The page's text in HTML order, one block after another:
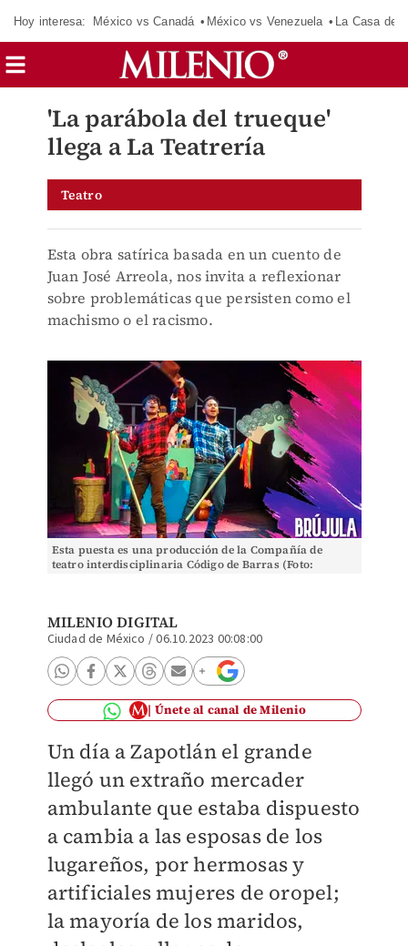
Hoy interesa: México vs Canadá México vs Venezuela La Casa de
'La parábola del trueque'
llega a La Teatrería
Teatro
Esta obra satírica basada en un cuento de
Juan José Arreola, nos invita a reflexionar
sobre problemáticas que persisten como el
machismo o el racismo.
Esta puesta es una producción de la Compañía de
teatro interdisciplinaria Código de Barras (Foto:
MILENIO DIGITAL
Ciudad de México /06.10.2023 00:08:00
Únete al canal de Milenio
Un día a Zapotlán el grande
llegó un extraño mercader
ambulante que estaba dispuesto
a cambia a las esposas de los
lugareños, por hermosas y
artificiales mujeres de oropel;
la mayoría de los maridos,